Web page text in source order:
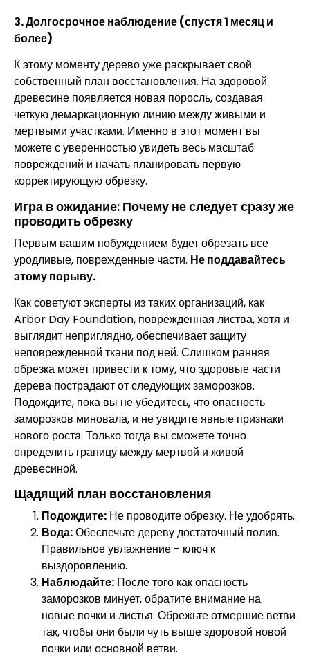
3. Долгосрочное наблюдение (спустя 1 месяц и
более)
К этому моменту дерево уже раскрывает свой
собственный план восстановления. На здоровой
древесине появляется новая поросль, создавая
четкую демаркационную линию между живыми и
мертвыми участками. Именно в этот момент вы
можете с уверенностью увидеть весь масштаб
повреждений и начать планировать первую
корректирующую обрезку.
Игра в ожидание: Почему не следует сразу же
проводить обрезку
Первым вашим побуждением будет обрезать все
уродливые, поврежденные части. Не поддавайтесь
этому порыву.
Как советуют эксперты из таких организаций, как
Arbor Day Foundation, поврежденная листва, хотя и
выглядит неприглядно, обеспечивает защиту
неповрежденной ткани под ней. Слишком ранняя
обрезка может привести к тому, что здоровые части
дерева пострадают от следующих заморозков.
Подождите, пока вы не убедитесь, что опасность
заморозков миновала, и не увидите явные признаки
нового роста. Только тогда вы сможете точно
определить границу между мертвой и живой
древесиной.
Щадящий план восстановления
Подождите: Не проводите обрезку. Не удобрять.
Вода:Обеспечьте дереву достаточный полив.
Правильное увлажнение - ключ к
выздоровлению.
Наблюдайте: После того как опасность
заморозков минует, обратите внимание на
новые почки и листья. Обрежьте отмершие ветви
так, чтобы они были чуть выше здоровой новой
почки или основной ветви.